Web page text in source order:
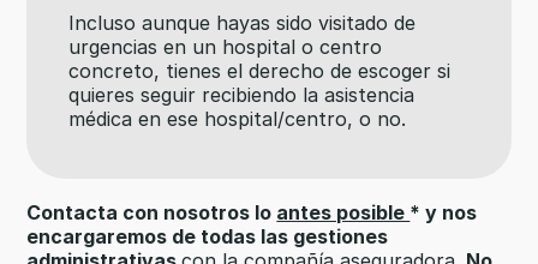
Incluso aunque hayas sido visitado de
urgencias en un hospital o centro
concreto, tienes el derecho de escoger si
quieres seguir recibiendo la asistencia
médica en ese hospital/centro, o no.
Contacta con nosotros lo antes posible * y nos
encargaremos de todas las gestiones